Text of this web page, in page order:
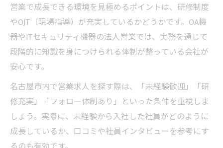
営業で成長できる環境を見極めるポイントは、研修制度
やOJT（現場指導）が充実しているかどうかです。OA機
器やITセキュリティ機器の法人営業では、実務を通じて
段階的に知識を身につけられる体制が整っている会社が
安心です。
名古屋市内で営業求人を探す際は、「未経験歓迎」「研
修充実」「フォロー体制あり」といった条件を重視しま
しょう。実際に、未経験から入社した社員がどのように
成長しているか、口コミや社員インタビューを参考にす